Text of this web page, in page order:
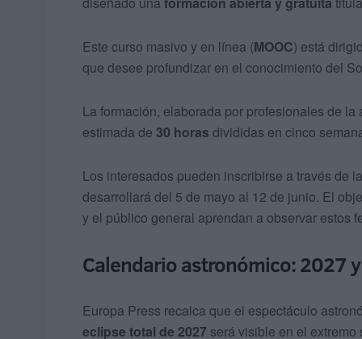
Este curso masivo y en línea (MOOC) está
que desee profundizar en el conocimiento del
La formación, elaborada por profesionales de
estimada de 30 horas divididas en cinco
Los interesados pueden inscribirse a través de
desarrollará del 5 de mayo al 12 de junio. El
y el público general aprendan a observar estos
Calendario astronómico: 2027
Europa Press recalca que el espectáculo
eclipse total de 2027 será visible en el